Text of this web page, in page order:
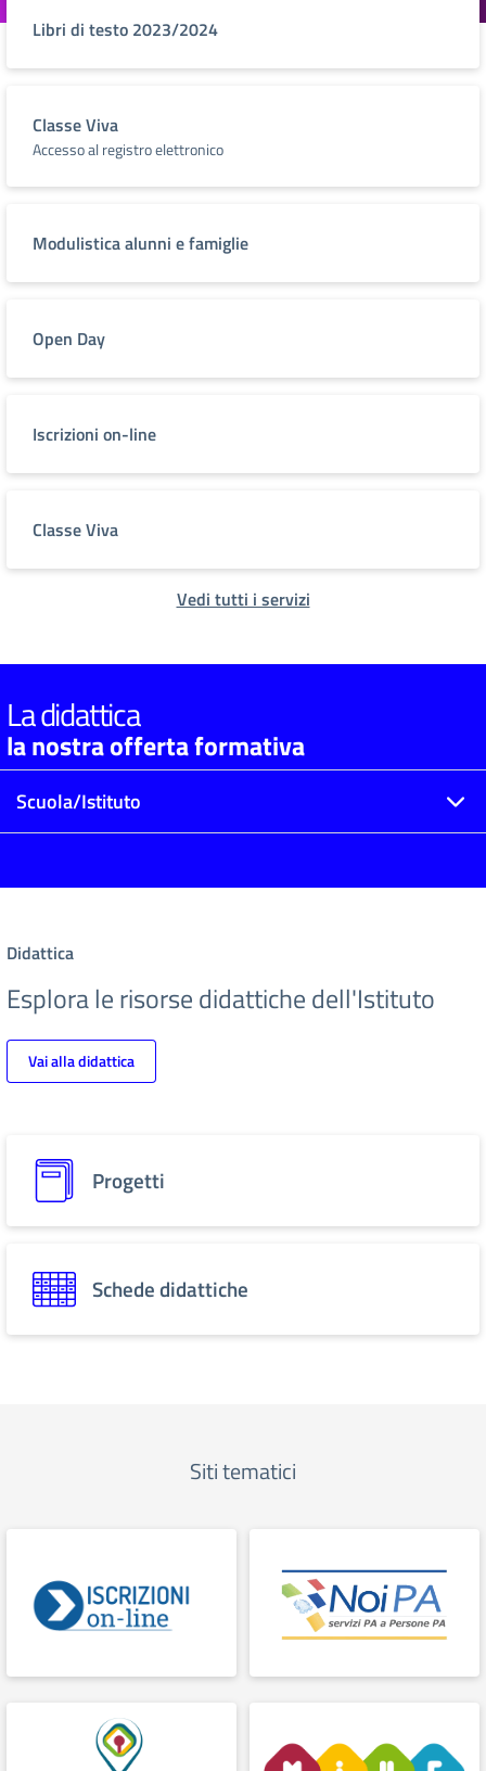
Libri di testo 2023/2024
Classe Viva
Accesso al registro elettronico
Modulistica alunni e famiglie
Open Day
Iscrizioni on-line
Classe Viva
Vedi tutti i servizi
La didattica
la nostra offerta formativa
Scuola/Istituto
Didattica
Esplora le risorse didattiche dell'Istituto
Vai alla didattica
Progetti
Schede didattiche
Siti tematici